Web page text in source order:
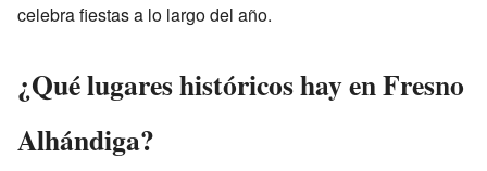
celebra fiestas a lo largo del año.
¿Qué lugares históricos hay en Fresno
Alhándiga?